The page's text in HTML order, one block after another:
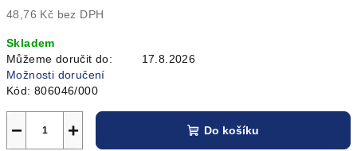
48,76 Kč bez DPH
cena:
Skladem
Můžeme doručit do:
17.8.2026
Možnosti doručení
Kód: 806046/000
+
− Do košíku